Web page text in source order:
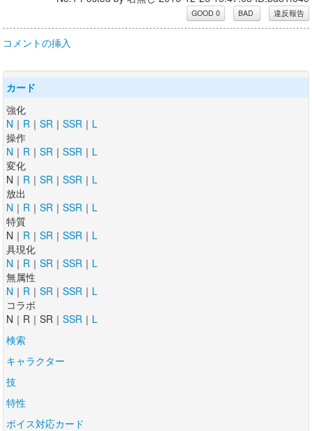
コメントの挿入
カード
強化
N ｜ R ｜ SR ｜ SSR ｜ L
操作
N ｜ R ｜ SR ｜ SSR ｜ L
変化
N｜ R ｜ SR ｜ SSR ｜ L
放出
N ｜ R ｜ SR ｜ SSR ｜ L
特質
N｜ R ｜ SR ｜ SSR ｜ L
具現化
N ｜ R ｜ SR ｜ SSR ｜ L
無属性
N ｜ R ｜ SR ｜ SSR ｜ L
コラボ
N｜R｜SR｜ SSR ｜ L
検索
キャラクター
技
特性
ボイス対応カード